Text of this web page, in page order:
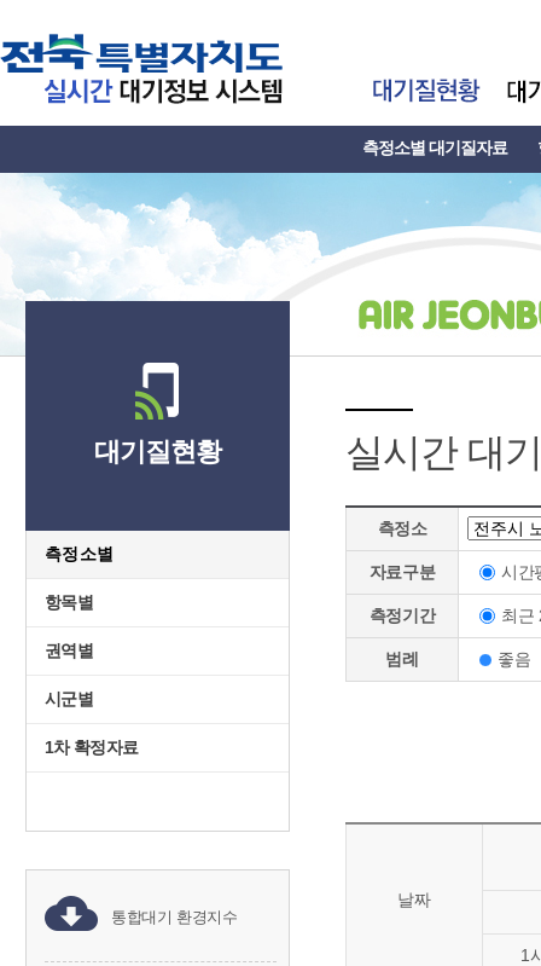
측정소별 대기질자료
대기질현황
측정소별
항목별
권역별
시군별
1차 확정자료
통합대기 환경지수
실시간 대
측정소
자료구분 시간
측정기간 최근
범례 좋음
날짜
1